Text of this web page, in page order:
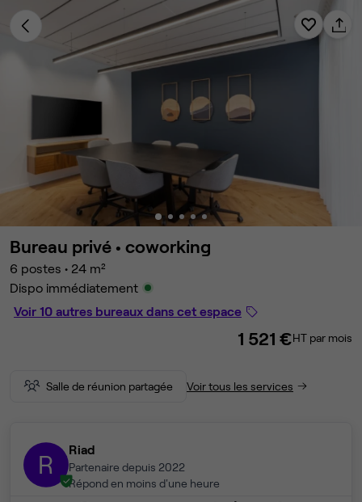
Bureau privé • coworking
6 postes • 24 m²
Dispo immédiatement
Voir 10 autres bureaux dans cet espace
1 521 €HT par mois
Salle de réunion partagée Voir tous les services
R Riad
Partenaire depuis 2022
Répond en moins d'une heure